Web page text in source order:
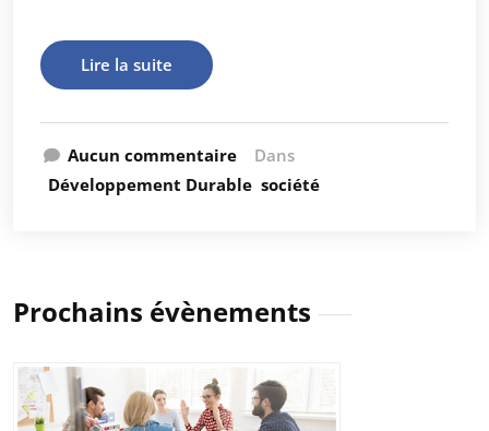
Lire la suite
Aucun commentaire
Dans
Développement Durable société
Prochains évènements